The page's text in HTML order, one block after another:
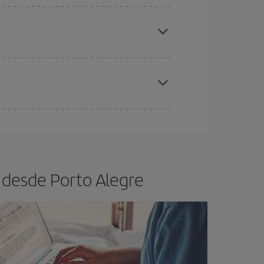
Porto Alegre